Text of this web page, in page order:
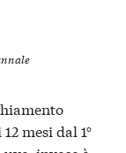
mesi dal 1°